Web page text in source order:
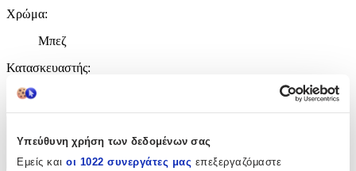
Υπεύθυνη χρήση των δεδομένων σας
Εμείς και οι 1022 συνεργάτες μας επεξεργαζόμαστε
Χρώμα:
Μπεζ
Κατασκευαστής:
Χαρακτηριστικά
+